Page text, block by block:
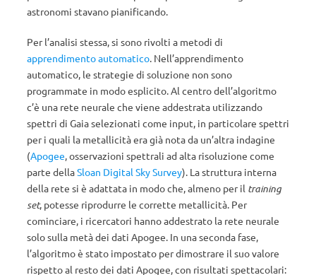
astronomi stavano pianificando.
Per l’analisi stessa, si sono rivolti a metodi di
apprendimento automatico. Nell’apprendimento
automatico, le strategie di soluzione non sono
programmate in modo esplicito. Al centro dell’algoritmo
c’è una rete neurale che viene addestrata utilizzando
spettri di Gaia selezionati come input, in particolare spettri
per i quali la metallicità era già nota da un’altra indagine
(Apogee, osservazioni spettrali ad alta risoluzione come
parte dellaSloan Digital Sky Survey). La struttura interna
della rete si è adattata in modo che, almeno per il training
set, potesse riprodurre le corrette metallicità. Per
cominciare, i ricercatori hanno addestrato la rete neurale
solo sulla metà dei dati Apogee. In una seconda fase,
l’algoritmo è stato impostato per dimostrare il suo valore
rispetto al resto dei dati Apogee, con risultati spettacolari: